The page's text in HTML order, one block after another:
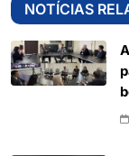
NOTÍCIAS